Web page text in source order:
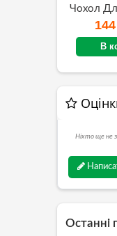
Чохол
В
Ніхто ще не
Останні